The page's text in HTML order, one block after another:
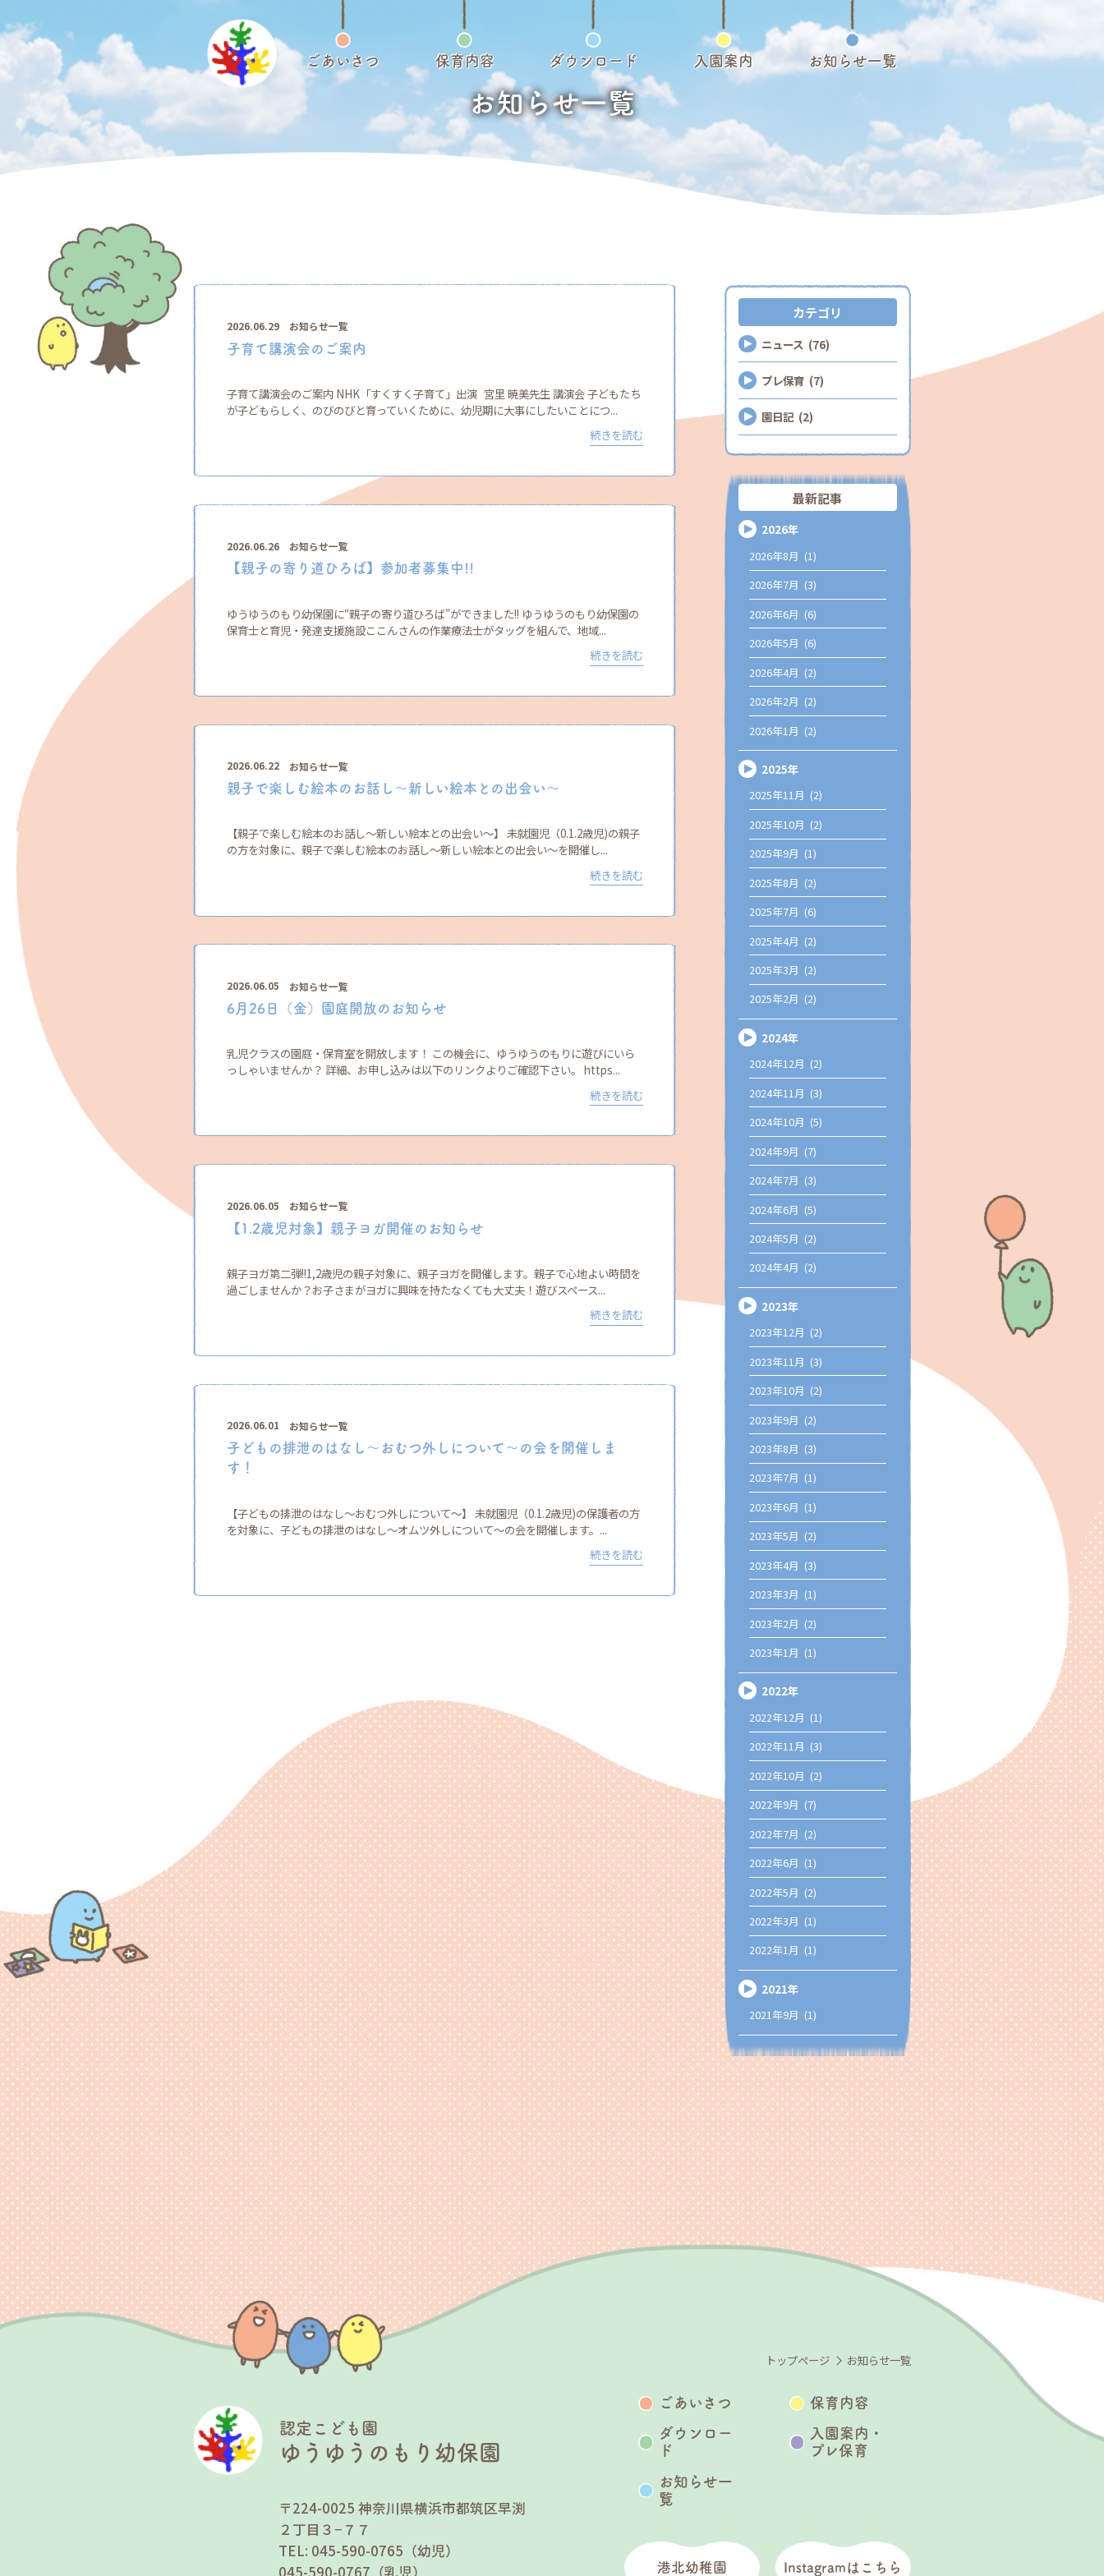
ごあいさつ 保育内容 ダウンロード 入園案内 お知らせ一覧
お知らせ一覧
2026.06.29
お知らせ一覧
子育て講演会のご案内
子育て講演会のご案内 NHK「すくすく子育て」出演 宮里 暁美先生 講演会 子どもたち
が子どもらしく、のびのびと育っていくために、幼児期に大事にしたいことにつ...
続きを読む
2026.06.26
お知らせ一覧
【親子の寄り道ひろば】参加者募集中!!
ゆうゆうのもり幼保園に“親子の寄り道ひろば”ができました!! ゆうゆうのもり幼保園の
保育士と育児・発達支援施設ここんさんの作業療法士がタッグを組んで、地域...
続きを読む
2026.06.22
お知らせ一覧
親子で楽しむ絵本のお話し〜新しい絵本との出会い〜
【親子で楽しむ絵本のお話し〜新しい絵本との出会い〜】 未就園児（0.1.2歳児)の親子
の方を対象に、親子で楽しむ絵本のお話し〜新しい絵本との出会い〜を開催し...
続きを読む
2026.06.05
お知らせ一覧
6月26日（金）園庭開放のお知らせ
乳児クラスの園庭・保育室を開放します！ この機会に、ゆうゆうのもりに遊びにいら
っしゃいませんか？ 詳細、お申し込みは以下のリンクよりご確認下さい。 https...
続きを読む
2026.06.05
お知らせ一覧
【1.2歳児対象】親子ヨガ開催のお知らせ
親子ヨガ第二弾!!1,2歳児の親子対象に、親子ヨガを開催します。親子で心地よい時間を
過ごしませんか？お子さまがヨガに興味を持たなくても大丈夫！遊びスペース...
続きを読む
2026.06.01
お知らせ一覧
子どもの排泄のはなし〜おむつ外しについて〜の会を開催しま
す！
【子どもの排泄のはなし〜おむつ外しについて〜】 未就園児（0.1.2歳児)の保護者の方
を対象に、子どもの排泄のはなし〜オムツ外しについて〜の会を開催します。...
続きを読む
カテゴリ
ニュース (76)
プレ保育 (7)
園日記 (2)
最新記事
2026年
2026年8月 (1)
2026年7月 (3)
2026年6月 (6)
2026年5月 (6)
2026年4月 (2)
2026年2月 (2)
2026年1月 (2)
2025年
2025年11月 (2)
2025年10月 (2)
2025年9月 (1)
2025年8月 (2)
2025年7月 (6)
2025年4月 (2)
2025年3月 (2)
2025年2月 (2)
2024年
2024年12月 (2)
2024年11月 (3)
2024年10月 (5)
2024年9月 (7)
2024年7月 (3)
2024年6月 (5)
2024年5月 (2)
2024年4月 (2)
2023年
2023年12月 (2)
2023年11月 (3)
2023年10月 (2)
2023年9月 (2)
2023年8月 (3)
2023年7月 (1)
2023年6月 (1)
2023年5月 (2)
2023年4月 (3)
2023年3月 (1)
2023年2月 (2)
2023年1月 (1)
2022年
2022年12月 (1)
2022年11月 (3)
2022年10月 (2)
2022年9月 (7)
2022年7月 (2)
2022年6月 (1)
2022年5月 (2)
2022年3月 (1)
2022年1月 (1)
2021年
2021年9月 (1)
トップページ お知らせ一覧
認定こども園
ゆうゆうのもり幼保園
〒224-0025 神奈川県横浜市都筑区早渕
２丁目３−７７
TEL: 045-590-0765（幼児）
045-590-0767（乳児）
ごあいさつ 保育内容
ダウンロー
ド
入園案内・
プレ保育
お知らせ一
覧
港北幼稚園 Instagramはこちら